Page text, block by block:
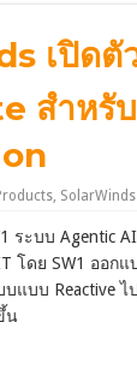
เปิดตั
สำหรั
, SolarWinds
ระบบ Agentic
โดย SW1 ออก
แบบ Reactive
น